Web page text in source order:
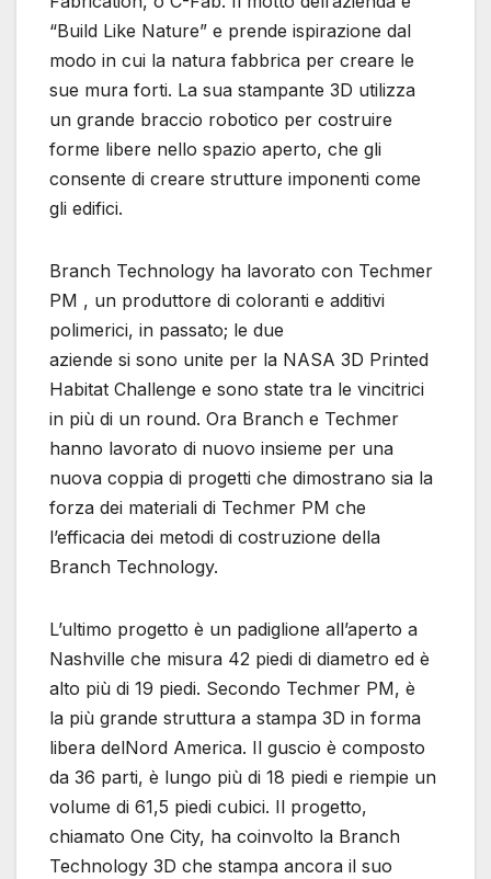
“Build Like Nature” e prende ispirazione dal
modo in cui la natura fabbrica per creare le
sue mura forti. La sua stampante 3D utilizza
un grande braccio robotico per costruire
forme libere nello spazio aperto, che gli
consente di creare strutture imponenti come
gli edifici.
Branch Technology ha lavorato con Techmer
PM , un produttore di coloranti e additivi
polimerici, in passato; le due
aziende si sono unite per la NASA 3D Printed
Habitat Challenge e sono state tra le vincitrici
in più di un round. Ora Branch e Techmer
hanno lavorato di nuovo insieme per una
nuova coppia di progetti che dimostrano sia la
forza dei materiali di Techmer PM che
l’efficacia dei metodi di costruzione della
Branch Technology.
L’ultimo progetto è un padiglione all’aperto a
Nashville che misura 42 piedi di diametro ed è
alto più di 19 piedi. Secondo Techmer PM, è
la più grande struttura a stampa 3D in forma
libera delNord America. Il guscio è composto
da 36 parti, è lungo più di 18 piedi e riempie un
volume di 61,5 piedi cubici. Il progetto,
chiamato One City, ha coinvolto la Branch
Technology 3D che stampa ancora il suo